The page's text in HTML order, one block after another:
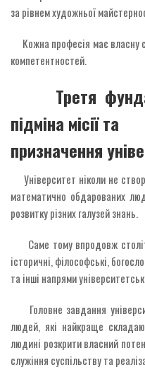
за рівнем художньої
Кожна професія має власну
компетентностей.
Третя
підміна місії та
призначення
Університет ніколи не
математично обдарованих
розвитку різних галузей знань.
Саме тому впродовж
історичні, філософські,
та інші напрями
Головне завдання
людей, які найкраще
людині розкрити власний
служіння суспільству та